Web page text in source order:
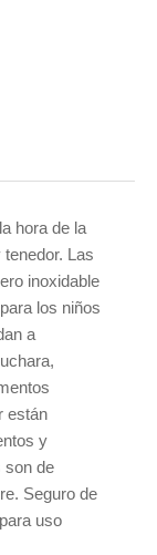
hora de la
Las
inoxidable
los niños
a
están
y
son de
Seguro de
uso